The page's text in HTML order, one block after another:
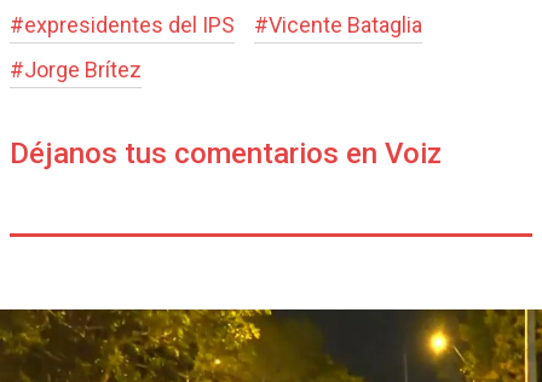
#expresidentes del IPS #Vicente Bataglia
#Jorge Brítez
Déjanos tus comentarios en Voiz